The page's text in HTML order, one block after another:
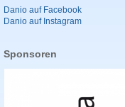
Danio auf Facebook
Danio auf Instagram
Sponsoren